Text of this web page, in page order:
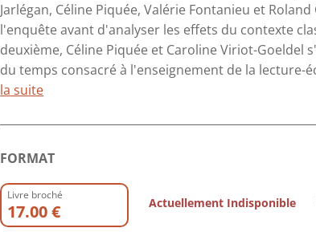
Jarlégan, Céline Piquée, Valérie Fontanieu et
l'enquête avant d'analyser les effets du contexte
deuxième, Céline Piquée et Caroline Viriot-
du temps consacré à l'enseignement de la lecture-
la suite
FORMAT
Livre broché
17.00 € Actuellement Indisponible